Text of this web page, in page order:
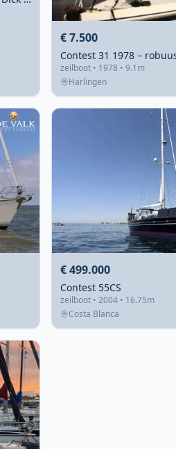
€ 7.500
zeilboot • 1978 • 9.1m
Harlingen
€ 499.000
Contest 55CS
zeilboot • 2004 • 16.75m
Costa Blanca